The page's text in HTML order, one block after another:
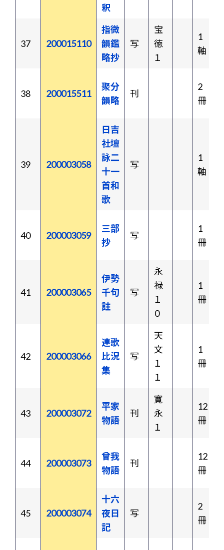
釈
37 200015110
指微
韻鑑
略抄
写
宝
徳
１
1
軸
38 200015511
聚分
韻略
刊
2
冊
39 200003058
日吉
社壇
詠二
十一
首和
歌
写
1
軸
40 200003059
三部
抄
写
1
冊
41 200003065
伊勢
千句
註
写
永
禄
１
０
1
冊
42 200003066
連歌
比況
集
写
天
文
１
１
1
冊
43 200003072
平家
物語
刊
寛
永
１
12
冊
44 200003073
曾我
物語
刊
12
冊
45 200003074
十六
夜日
記
写
2
冊